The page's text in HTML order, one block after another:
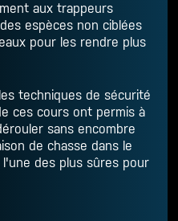
aux trappeurs
espèces non ciblées
pour les rendre plus
techniques de sécurité
ces cours ont permis à
sans encombre
de chasse dans le
l'une des plus sûres pour